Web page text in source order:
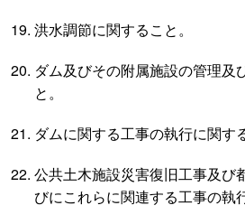
洪水調節に関すること。
ダム及びその附属施設の管理及
と。
ダムに関する工事の執行に関す
公共土木施設災害復旧工事及び
びにこれらに関連する工事の執